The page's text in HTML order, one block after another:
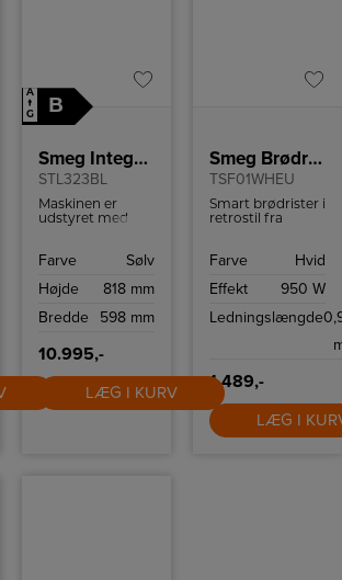
A
↑
G
B
Smeg Integrerbar opvaskemaskine
STL323BL
Maskinen er
udstyret med
herunder Ekspres
program (-2 dB),
Hygiejne 99,9%.
start kan du
planlægge din
opvask til at
passe ind i din
dagligdag, mens
Farve
Sølv
Højde
818 mm
Bredde
598 mm
10.995,-
LÆG I KURV
Smeg Brødrister
TSF01WHEU
Smart brødrister i
retrostil fra
6
og high-lift
Farve
Hvid
Effekt
950 W
Ledningslængde
1.489,-
LÆG I